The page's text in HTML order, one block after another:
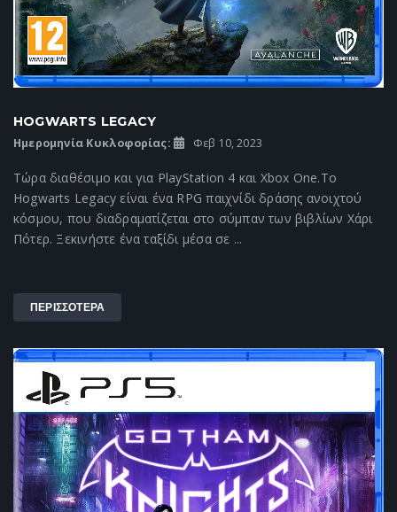
HOGWARTS LEGACY
Ημερομηνία Κυκλοφορίας: Φεβ 10, 2023
Τώρα διαθέσιμο και για PlayStation 4 και Xbox One.Το
Hogwarts Legacy είναι ένα RPG παιχνίδι δράσης ανοιχτού
κόσμου, που διαδραματίζεται στο σύμπαν των βιβλίων Χάρι
Πότερ. Ξεκινήστε ένα ταξίδι μέσα σε ...
ΠΕΡΙΣΣΟΤΕΡΑ